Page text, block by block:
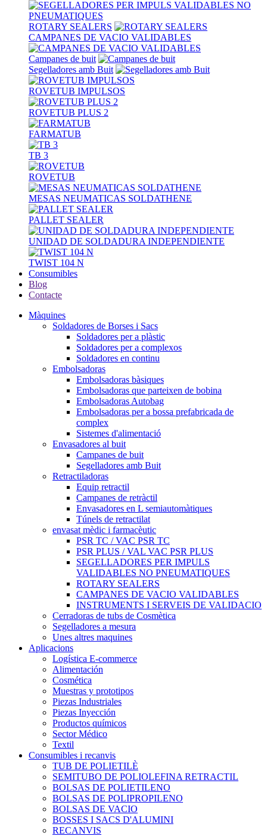
ROTARY SEALERS
CAMPANES DE VACIO VALIDABLES
Campanes de buit
Segelladores amb Buit
ROVETUB IMPULSOS
ROVETUB PLUS 2
FARMATUB
TB 3
ROVETUB
MESAS NEUMATICAS SOLDATHENE
PALLET SEALER
UNIDAD DE SOLDADURA INDEPENDIENTE
TWIST 104 N
Consumibles
Blog
Contacte
Màquines
Soldadores de Borses i Sacs
Soldadores per a plàstic
Soldadores per a complexos
Soldadores en continu
Embolsadoras
Embolsadoras bàsiques
Embolsadoras que parteixen de bobina
Embolsadoras Autobag
Embolsadoras per a bossa prefabricada de
complex
Sistemes d'alimentació
Envasadores al buit
Campanes de buit
Segelladores amb Buit
Retractiladoras
Equip retractil
Campanes de retràctil
Envasadores en L semiautomàtiques
Túnels de retractilat
envasat mèdic i farmacèutic
PSR TC / VAC PSR TC
PSR PLUS / VAL VAC PSR PLUS
SEGELLADORES PER IMPULS
VALIDABLES NO PNEUMATIQUES
ROTARY SEALERS
CAMPANES DE VACIO VALIDABLES
INSTRUMENTS I SERVEIS DE VALIDACIO
Cerradoras de tubs de Cosmètica
Segelladores a mesura
Unes altres maquines
Aplicacions
Logística E-commerce
Alimentación
Cosmética
Muestras y prototipos
Piezas Industriales
Piezas Inyección
Productos químicos
Sector Médico
Textil
Consumibles i recanvis
TUB DE POLIETILÈ
SEMITUBO DE POLIOLEFINA RETRACTIL
BOLSAS DE POLIETILENO
BOLSAS DE POLIPROPILENO
BOLSAS DE VACIO
BOSSES I SACS D'ALUMINI
RECANVIS